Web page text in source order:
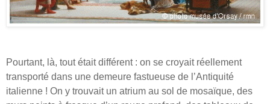
Pourtant, là, tout était différent : on se croyait réellement
transporté dans une demeure fastueuse de l’Antiquité
italienne ! On y trouvait un atrium au sol de mosaïque, des